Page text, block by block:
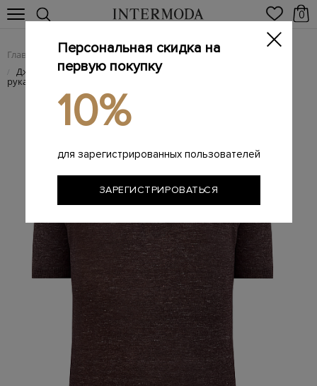
0
Главная Мужчинам / Одежда / Поло
/ Джемпер-поло из меланжевой льняной пряжи с короткими
рукавами
Персональная скидка на
первую покупку
10%
для зарегистрированных пользователей
ЗАРЕГИСТРИРОВАТЬСЯ